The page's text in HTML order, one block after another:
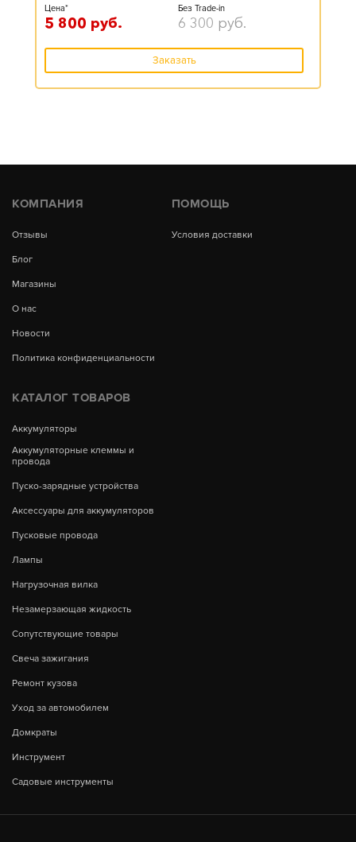
Цена*
5 800 руб.
Без Trade-in
6 300 руб.
Заказать
КОМПАНИЯ
Отзывы
Блог
Магазины
О нас
Новости
Политика конфиденциальности
ПОМОЩЬ
Условия доставки
КАТАЛОГ ТОВАРОВ
Аккумуляторы
Аккумуляторные клеммы и
провода
Пуско-зарядные устройства
Аксессуары для аккумуляторов
Пусковые провода
Лампы
Нагрузочная вилка
Незамерзающая жидкость
Сопутствующие товары
Свеча зажигания
Ремонт кузова
Уход за автомобилем
Домкраты
Инструмент
Садовые инструменты